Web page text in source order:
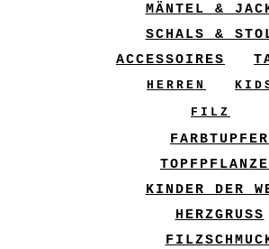
MÄNTEL &
SCHALS &
ACCESSOIRES
HERREN
FILZ
FARBTUPFER
KINDER DER
HERZGRUSS